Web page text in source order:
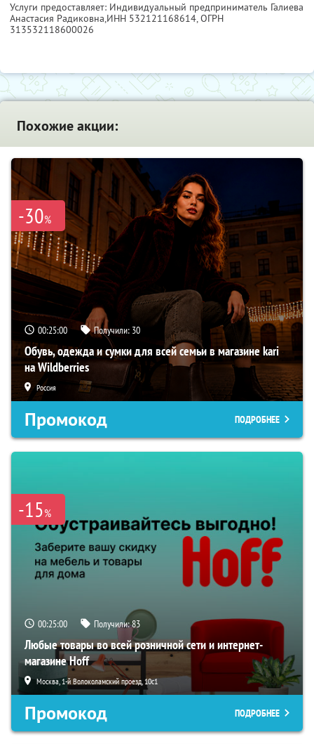
Услуги предоставляет: Индивидуальный предприниматель Галиева
Анастасия Радиковна,ИНН 532121168614, ОГРН
313532118600026
Похожие акции:
-30%
00:24:59 Получили: 30
Обувь, одежда и сумки для всей семьи в магазине kari
на Wildberries
Россия
Промокод ПОДРОБНЕЕ
-15%
00:24:59 Получили:83
Любые товары во всей розничной сети и интернет-
магазине Hoff
Москва, 1-й Волоколамский проезд, 10с1
Промокод ПОДРОБНЕЕ